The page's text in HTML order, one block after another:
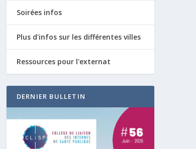
Soirées infos
Plus d'infos sur les différentes villes
Ressources pour l'externat
DERNIER BULLETIN